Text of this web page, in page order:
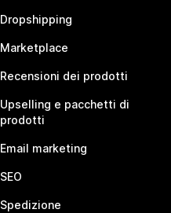
Dropshipping
Marketplace
Recensioni dei prodotti
Upselling e pacchetti di
prodotti
Email marketing
SEO
Spedizione